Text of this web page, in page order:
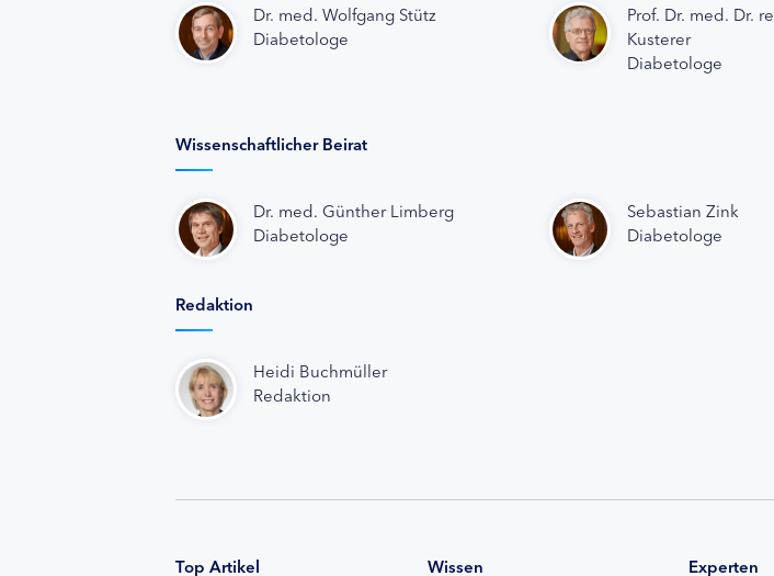
Dr. med. Wolfgang Stütz
Diabetologe
Prof. Dr. med. Dr.
Kusterer
Diabetologe
Wissenschaftlicher Beirat
Dr. med. Günther Limberg
Diabetologe
Sebastian Zink
Diabetologe
Redaktion
Heidi Buchmüller
Redaktion
Top Artikel Wissen Experten